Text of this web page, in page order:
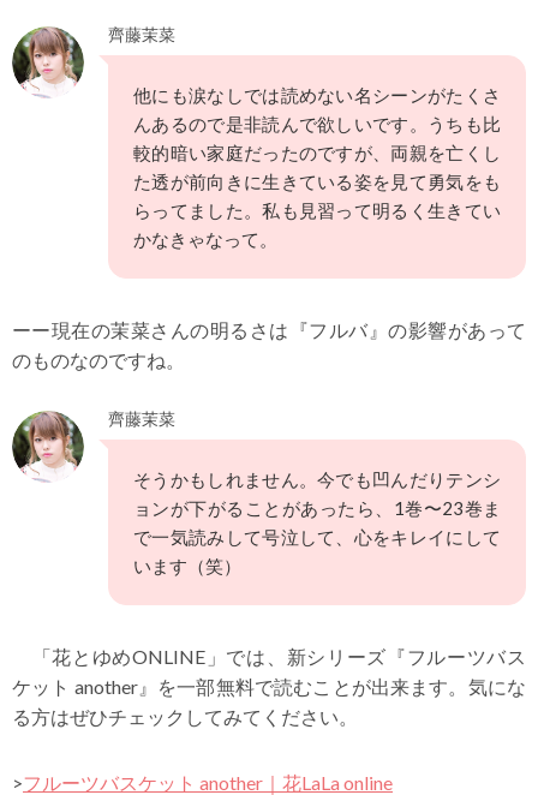
齊藤茉菜
他にも涙なしでは読めない名シーンがたくさ
んあるので是非読んで欲しいです。うちも比
較的暗い家庭だったのですが、両親を亡くし
た透が前向きに生きている姿を見て勇気をも
らってました。私も見習って明るく生きてい
かなきゃなって。
ーー現在の茉菜さんの明るさは『フルバ』の影響があって
のものなのですね。
齊藤茉菜
そうかもしれません。今でも凹んだりテンシ
ョンが下がることがあったら、1巻〜23巻ま
で一気読みして号泣して、心をキレイにして
います（笑）
「花とゆめONLINE」では、新シリーズ『フルーツバス
ケット another』を一部無料で読むことが出来ます。気にな
る方はぜひチェックしてみてください。
>フルーツバスケット another｜花LaLa online